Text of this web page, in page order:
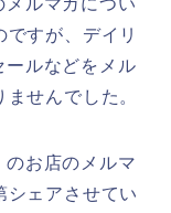
すが、デイリ
ルなどをメル
せんでした。
お店のメルマ
シェアさせてい